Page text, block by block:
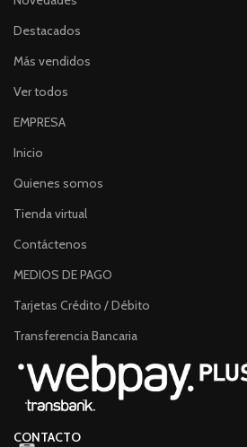
Destacados
Más vendidos
Ver todos
EMPRESA
Inicio
Quienes somos
Tienda virtual
Contáctenos
MEDIOS DE PAGO
Tarjetas Crédito / Débito
Transferencia Bancaria
CONTACTO